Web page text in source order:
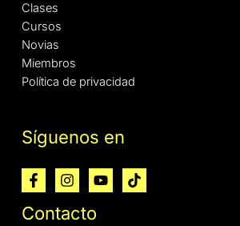
Clases
Cursos
Novias
Miembros
Política de privacidad
Síguenos en
Contacto